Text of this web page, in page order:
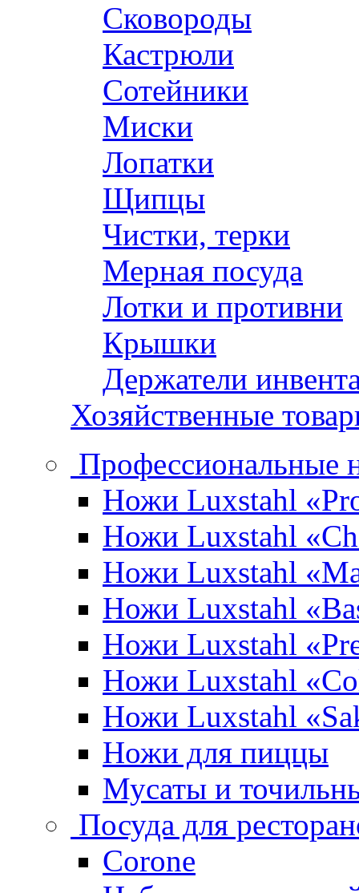
Сковороды
Кастрюли
Сотейники
Миски
Лопатки
Щипцы
Чистки, терки
Мерная посуда
Лотки и противни
Крышки
Держатели
Хозяйственные
Профессиональные
Ножи Luxstahl
Ножи Luxstahl
Ножи Luxstahl
Ножи Luxstahl
Ножи Luxstahl
Ножи Luxstahl
Ножи Luxstahl
Ножи для пиццы
Мусаты и
Посуда для
Corone